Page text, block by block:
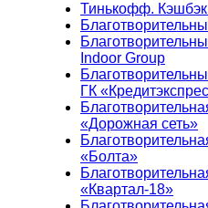
Тинькофф. Кэшбэк
Indoor Group
ГК
«Дорожная сеть»
«Болта»
«Квартал-18»